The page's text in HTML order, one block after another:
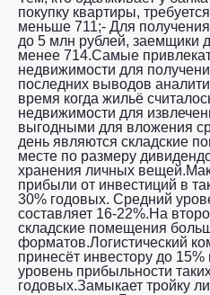
покупку квартиры,
меньше 711;- Для
до 5 млн рублей, заемщики
менее 714.Самые
недвижимости для
последних выводов
время когда жильё
недвижимости для
выгодными для вложения
день являются складские
месте по размеру
хранения личных
прибыли от инвестиций в
30% годовых. Средний
составляет 16-22%.На
складские помещения
форматов.Логистический
принесёт инвестору до
уровень прибыльности
годовых.Замыкает тройку